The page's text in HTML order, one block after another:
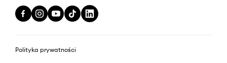
Polityka prywatności